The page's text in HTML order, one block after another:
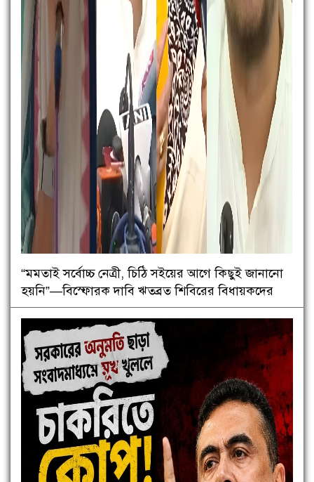
“মমতাই সর্বোচ্চ নেত্রী, চিঠি সইয়ের আগে কিছুই জানানো
হয়নি”—বিস্ফোরক দাবি ঋতব্রত শিবিরের বিধায়কদের